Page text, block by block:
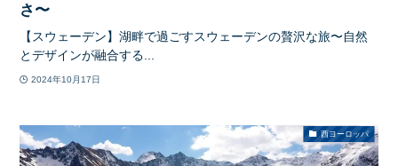
さ〜
【スウェーデン】湖畔で過ごすスウェーデンの贅沢な旅〜自然
とデザインが融合する...
2024年10月17日
西ヨーロッパ